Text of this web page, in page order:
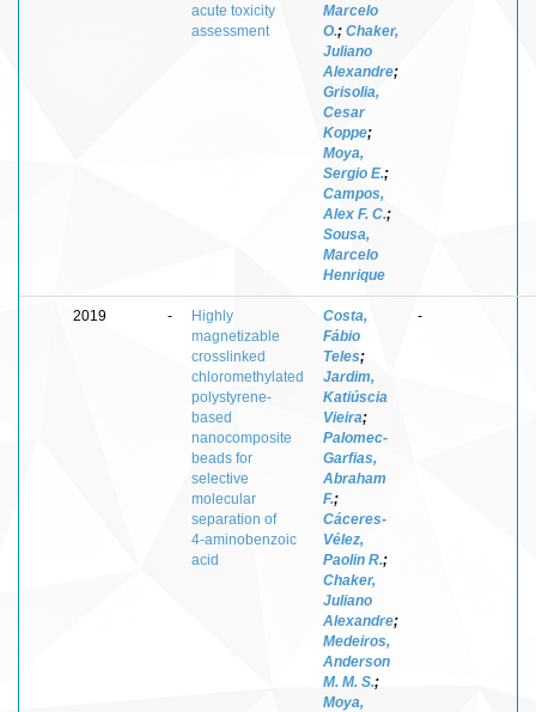
acute toxicity
assessment
Marcelo
O.; Chaker,
Juliano
Alexandre;
Grisolia,
Cesar
Koppe;
Moya,
Sergio E.;
Campos,
Alex F. C.;
Sousa,
Marcelo
Henrique
2019 -
Highly
magnetizable
crosslinked
chloromethylated
polystyrene-
based
nanocomposite
beads for
selective
molecular
separation of
4‑aminobenzoic
acid
Costa,
Fábio
Teles;
Jardim,
Katiúscia
Vieira;
Palomec-
Garfias,
Abraham
F.;
Cáceres-
Vélez,
Paolin R.;
Chaker,
Juliano
Alexandre;
Medeiros,
Anderson
M. M. S.;
Moya,
-